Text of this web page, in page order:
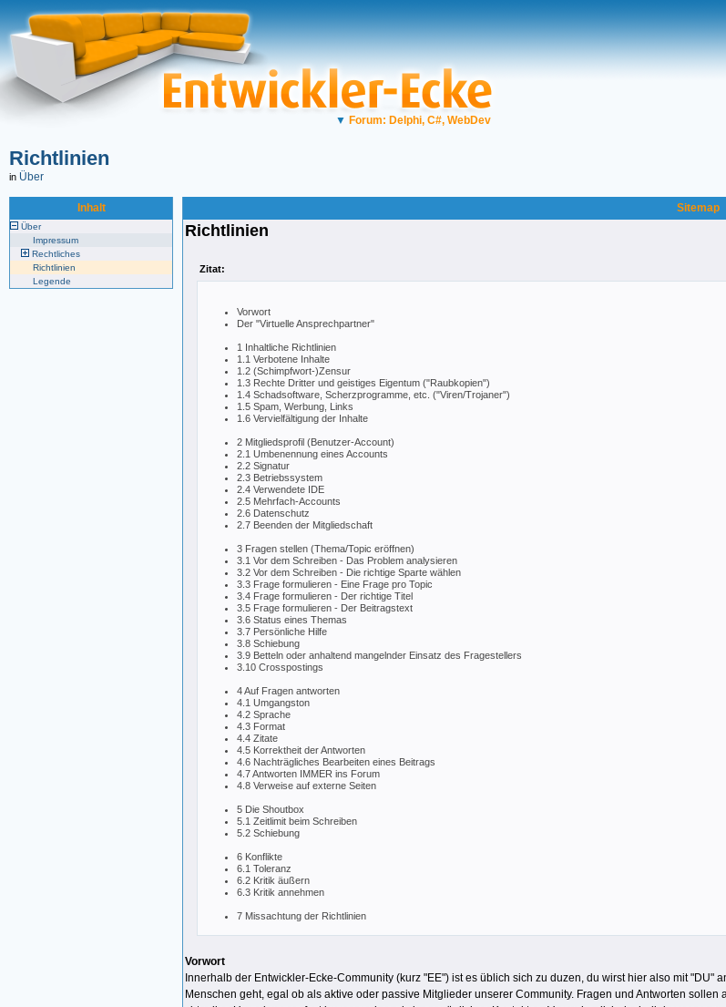
▼ Forum: Delphi, C#, WebDev
Richtlinien
in Über
Inhalt
Über
Impressum
Rechtliches
Richtlinien
Legende
Sitemap
Richtlinien
Zitat:
Vorwort
Der "Virtuelle Ansprechpartner"
1 Inhaltliche Richtlinien
1.1 Verbotene Inhalte
1.2 (Schimpfwort-)Zensur
1.3 Rechte Dritter und geistiges Eigentum ("Raubkopien")
1.4 Schadsoftware, Scherzprogramme, etc. ("Viren/Trojaner")
1.5 Spam, Werbung, Links
1.6 Vervielfältigung der Inhalte
2 Mitgliedsprofil (Benutzer-Account)
2.1 Umbenennung eines Accounts
2.2 Signatur
2.3 Betriebssystem
2.4 Verwendete IDE
2.5 Mehrfach-Accounts
2.6 Datenschutz
2.7 Beenden der Mitgliedschaft
3 Fragen stellen (Thema/Topic eröffnen)
3.1 Vor dem Schreiben - Das Problem analysieren
3.2 Vor dem Schreiben - Die richtige Sparte wählen
3.3 Frage formulieren - Eine Frage pro Topic
3.4 Frage formulieren - Der richtige Titel
3.5 Frage formulieren - Der Beitragstext
3.6 Status eines Themas
3.7 Persönliche Hilfe
3.8 Schiebung
3.9 Betteln oder anhaltend mangelnder Einsatz des Fragestellers
3.10 Crosspostings
4 Auf Fragen antworten
4.1 Umgangston
4.2 Sprache
4.3 Format
4.4 Zitate
4.5 Korrektheit der Antworten
4.6 Nachträgliches Bearbeiten eines Beitrags
4.7 Antworten IMMER ins Forum
4.8 Verweise auf externe Seiten
5 Die Shoutbox
5.1 Zeitlimit beim Schreiben
5.2 Schiebung
6 Konflikte
6.1 Toleranz
6.2 Kritik äußern
6.3 Kritik annehmen
7 Missachtung der Richtlinien
Vorwort
Innerhalb der Entwickler-Ecke-Community (kurz "EE") ist es üblich sich zu duzen, du wirst hier also mit
Menschen geht, egal ob als aktive oder passive Mitglieder unserer Community. Fragen und Antworten